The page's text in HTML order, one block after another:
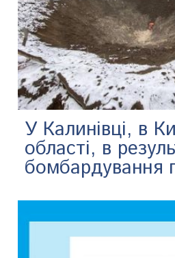
У Калинівці, в
області, в
бомбардування